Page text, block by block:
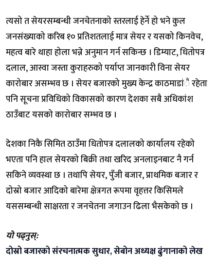
त्यसो त सेयरसम्बन्धी जनचेतनाको स्तरलाई हेर्ने हो भने कुल
जनसंख्याको करिब १० प्रतिशतलाई मात्र सेयर र यसको किनवेच,
महत्व बारे थाहा होला भन्ने अनुमान गर्न सकिन्छ । डिम्याट, धितोपत्र
दलाल, आस्वा जस्ता कुराहरुको पर्याप्त जानकारी विना सेयर
कारोबार असम्भव छ । सेयर बजारको मुख्य केन्द्र काठमाडांै रहेता
पनि सूचना प्रविधिको विकासको कारण देशका सबै अधिकांश
ठाउँबाट यसको कारोबार सम्भव छ ।
देशका निकै सिमित ठाउँमा धितोपत्र दलालको कार्यालय रहेको
भएता पनि हाल सेयरको बिक्री तथा खरिद अनलाइनबाट नै गर्न
सकिने व्यवस्था छ । तथापि सेयर, पुँजी बजार, प्राथमिक बजार र
दोस्रो बजार आदिको बारेमा क्षेत्रगत रूपमा वृहत्तर किसिमले
यससम्बन्धी साक्षरता र जनचेतना जगाउन ढिला भैसकेको छ ।
यो पढ्नुस्:
दोस्रो बजारको संरचनात्मक सुधार, सेबोन अध्यक्ष ढुंगानाको लेख